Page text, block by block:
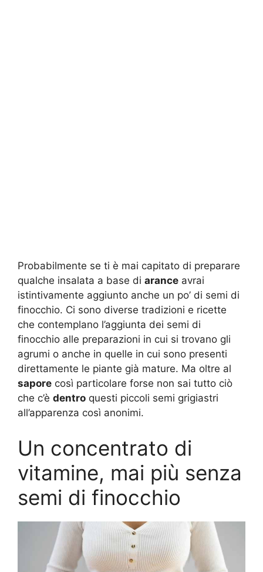
Probabilmente se ti è mai capitato di preparare
qualche insalata a base di arance avrai
istintivamente aggiunto anche un po’ di semi di
finocchio. Ci sono diverse tradizioni e ricette
che contemplano l’aggiunta dei semi di
finocchio alle preparazioni in cui si trovano gli
agrumi o anche in quelle in cui sono presenti
direttamente le piante già mature. Ma oltre al
sapore così particolare forse non sai tutto ciò
che c’è dentro questi piccoli semi grigiastri
all’apparenza così anonimi.
Un concentrato di
vitamine, mai più senza
semi di finocchio